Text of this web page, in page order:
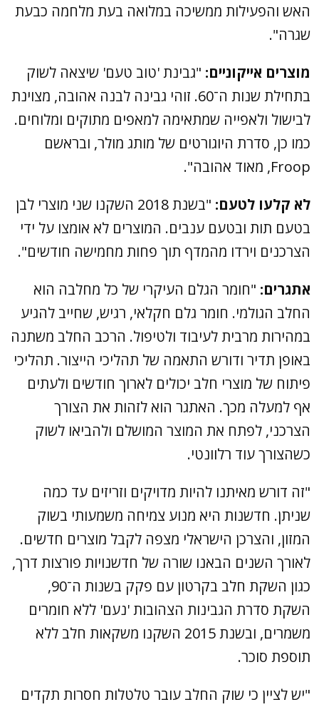
האש והפעילות ממשיכה במלואה בעת מלחמה כבעת
שגרה".
מוצרים אייקוניים: "גבינת 'טוב טעם' שיצאה לשוק
בתחילת שנות ה־60. זוהי גבינה לבנה אהובה, מצוינת
לבישול ולאפייה שמתאימה למאפים מתוקים ומלוחים.
כמו כן, סדרת היוגורטים של מותג מולר, ובראשם
Froop, מאוד אהובה".
לא קלעו לטעם:
"בשנת 2018 השקנו שני מוצרי לבן
בטעם תות ובטעם ענבים. המוצרים לא אומצו על ידי
הצרכנים וירדו מהמדף תוך פחות מחמישה חודשים".
אתגרים: "חומר הגלם העיקרי של כל מחלבה הוא
החלב הגולמי. חומר גלם חקלאי, רגיש, שחייב להגיע
במהירות מרבית לעיבוד ולטיפול. הרכב החלב משתנה
באופן תדיר ודורש התאמה של תהליכי הייצור. תהליכי
פיתוח של מוצרי חלב יכולים לארוך חודשים ולעתים
אף למעלה מכך. האתגר הוא לזהות את הצורך
הצרכני, לפתח את המוצר המושלם ולהביאו לשוק
כשהצורך עוד רלוונטי.
"זה דורש מאיתנו להיות מדויקים וזריזים עד כמה
שניתן. חדשנות היא מנוע צמיחה משמעותי בשוק
המזון, והצרכן הישראלי מצפה לקבל מוצרים חדשים.
לאורך השנים הבאנו שורה של חדשנויות פורצות דרך,
כגון השקת חלב בקרטון עם פקק בשנות ה־90,
השקת סדרת הגבינות הצהובות 'נעם' ללא חומרים
משמרים, ובשנת 2015 השקנו משקאות חלב ללא
תוספת סוכר.
"יש לציין כי שוק החלב עובר טלטלות חסרות תקדים